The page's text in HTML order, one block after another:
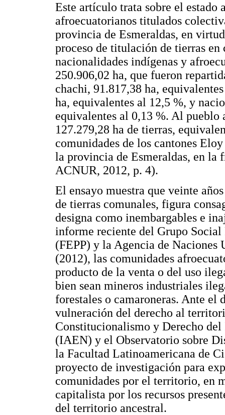
Este artículo trata sobre el estado
afroecuatorianos titulados
provincia de Esmeraldas, en
proceso de titulación de tierras
nacionalidades indígenas y
250.906,02 ha, que fueron
chachi, 91.817,38 ha,
ha, equivalentes al 12,5 %, y
equivalentes al 0,13 %. Al
127.279,28 ha de tierras,
comunidades de los cantones
la provincia de Esmeraldas, en la
ACNUR, 2012, p. 4).
El ensayo muestra que veinte
de tierras comunales, figura
designa como inembargables e
informe reciente del Grupo
(FEPP) y la Agencia de
(2012), las comunidades
producto de la venta o del uso
bien sean mineros industriales
forestales o camaroneras. Ante
vulneración del derecho al
Constitucionalismo y Derecho
(IAEN) y el Observatorio sobre
la Facultad Latinoamericana de
proyecto de investigación para
comunidades por el territorio, en
capitalista por los recursos
del territorio ancestral.